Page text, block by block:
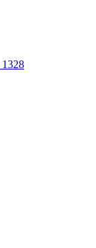
1328